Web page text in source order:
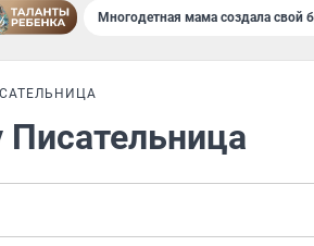
Многодетная мама создала свой
Писательница